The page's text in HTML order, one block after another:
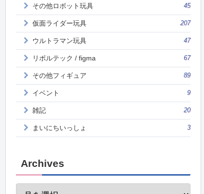
その他ロボット玩具 45
仮面ライダー玩具 207
ウルトラマン玩具 47
リボルテック / figma 67
その他フィギュア 89
イベント 9
雑記 20
まいにちいっしょ 3
Archives